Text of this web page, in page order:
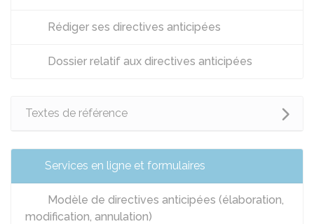
Rédiger ses directives anticipées
Dossier relatif aux directives anticipées
Textes de référence
Services en ligne et formulaires
Modèle de directives anticipées (élaboration,
modification, annulation)